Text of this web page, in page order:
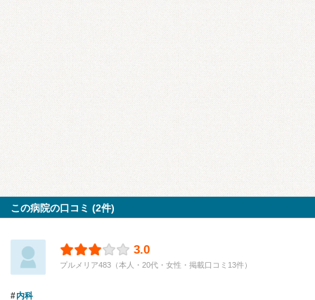
この病院の口コミ (2件)
3.0
プルメリア483（本人・20代・女性・掲載口コミ13件）
内科